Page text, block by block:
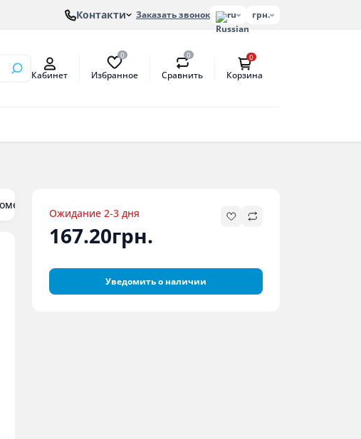
Контакти Заказать звонок ru грн.
Кабинет
0
Избранное
0
Сравнить
0
Корзина
Ожидание 2-3 дня
167.20грн.
Уведомить о наличии